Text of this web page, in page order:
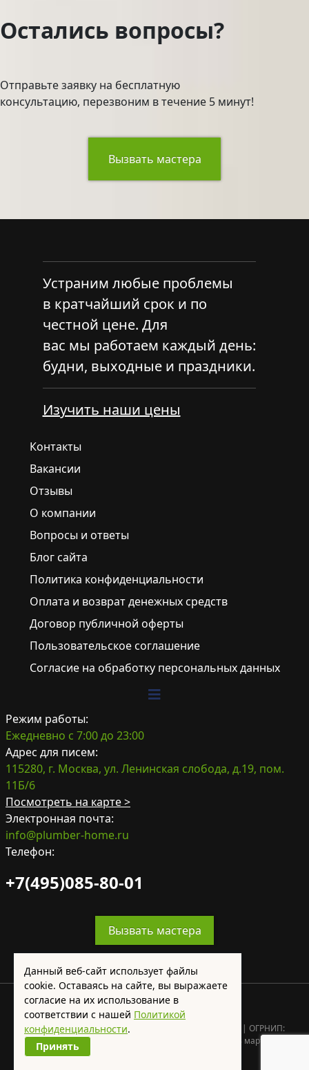
Остались вопросы?
Отправьте заявку на бесплатную
консультацию, перезвоним в течение 5 минут!
Вызвать мастера
Устраним любые проблемы
в кратчайший срок и по
честной цене. Для
вас мы работаем каждый день:
будни, выходные и праздники.
Изучить наши цены
Контакты
Вакансии
Отзывы
О компании
Вопросы и ответы
Блог сайта
Политика конфиденциальности
Оплата и возврат денежных средств
Договор публичной оферты
Пользовательское соглашение
Согласие на обработку персональных данных
Режим работы:
Ежедневно с 7:00 до 23:00
Адрес для писем:
115280, г. Москва, ул. Ленинская слобода, д.19, пом.
11Б/6
Посмотреть на карте >
Электронная почта:
info@plumber-home.ru
Телефон:
+7(495)085-80-01
Вызвать мастера
ИП Колосов Артём Алексеевич | ИНН: 771480741072 | ОГРНИП:
321774600668571 | Юр. адрес: 117623, г. Москва, ул. 8 марта, д. 6
Данный веб-сайт использует файлы
cookie. Оставаясь на сайте, вы выражаете
согласие на их использование в
соответствии с нашей Политикой
конфиденциальности.
Принять